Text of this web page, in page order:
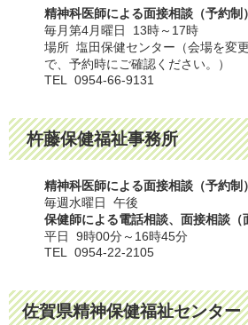
精神科医師による面接相談（予約制）
毎月第4月曜日 13時～17時
場所 塩田保健センター（会場を変
で、予約時にご確認ください。）
TEL 0954-66-9131
杵藤保健福祉事務所
精神科医師による面接相談（予約制）
毎週水曜日 午後
保健師による電話相談、面接相談（
平日 9時00分～16時45分
TEL 0954-22-2105
佐賀県精神保健福祉センター